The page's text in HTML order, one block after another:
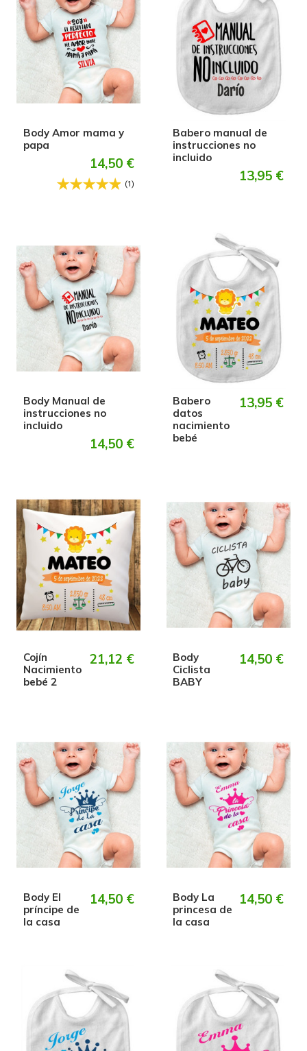
Body Amor mama y
papa
14,50 €
(1)
Babero manual de
instrucciones no
incluido
13,95 €
Body Manual de
instrucciones no
incluido
14,50 €
Babero
datos
nacimiento
bebé
13,95 €
Cojín
Nacimiento
bebé 2
21,12 €
Body
Ciclista
BABY
14,50 €
Body El
príncipe de
la casa
14,50 €
Body La
princesa de
la casa
14,50 €